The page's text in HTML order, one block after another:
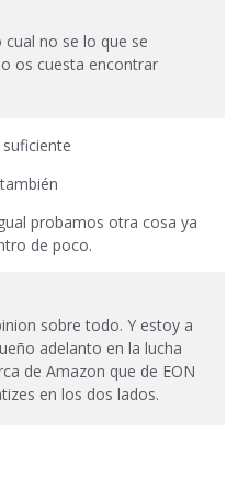
no se lo que se
os cuesta encontrar
probamos otra cosa ya
de poco.
sobre todo. Y estoy a
adelanto en la lucha
de Amazon que de EON
en los dos lados.